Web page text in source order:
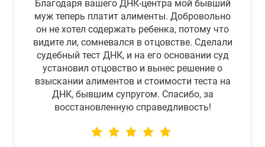
Благодаря вашего ДНК-центра мой бывший
муж теперь платит алименты. Добровольно
он не хотел содержать ребенка, потому что
видите ли, сомневался в отцовстве. Сделали
судебный тест ДНК, и на его основании суд
установил отцовство и вынес решение о
взыскании алиментов и стоимости теста на
ДНК, бывшим супругом. Спасибо, за
восстановленную справедливость!